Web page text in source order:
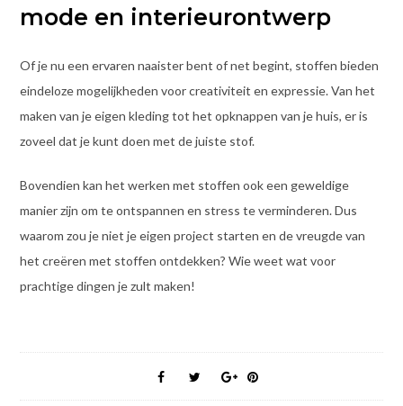
mode en interieurontwerp
Of je nu een ervaren naaister bent of net begint, stoffen bieden
eindeloze mogelijkheden voor creativiteit en expressie. Van het
maken van je eigen kleding tot het opknappen van je huis, er is
zoveel dat je kunt doen met de juiste stof.
Bovendien kan het werken met stoffen ook een geweldige
manier zijn om te ontspannen en stress te verminderen. Dus
waarom zou je niet je eigen project starten en de vreugde van
het creëren met stoffen ontdekken? Wie weet wat voor
prachtige dingen je zult maken!